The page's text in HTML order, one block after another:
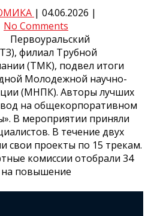
| 04.06.2026 |
No Comments
Первоуральский
филиал Трубной
(ТМК), подвел итоги
Молодежной научно-
(МНПК). Авторы лучших
на общекорпоративном
В мероприятии приняли
В течение двух
свои проекты по 15 трекам.
комиссии отобрали 34
на повышение